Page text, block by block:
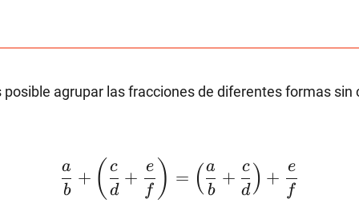
posible agrupar las fracciones de diferentes formas
\dfrac{a}
{b}+\left(\dfrac{c}
{d}+\dfrac{e}
b
a
+ ( d
c
+
f
e ) = ( b
a
+
d
c ) +
f
e